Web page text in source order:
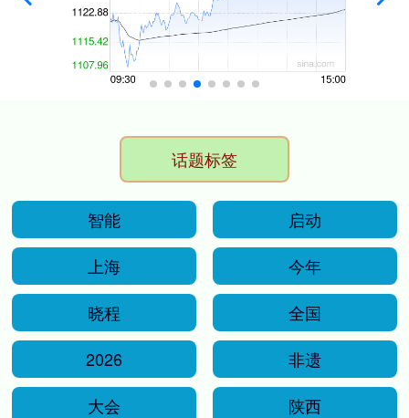
话题标签
智能
启动
上海
今年
晓程
全国
2026
非遗
大会
陕西